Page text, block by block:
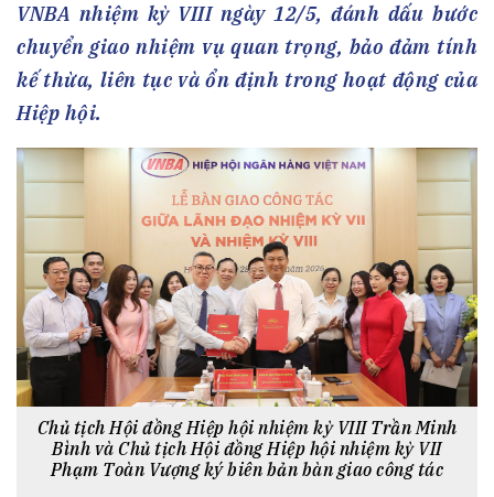
VNBA nhiệm kỳ VIII ngày 12/5, đánh dấu bước
chuyển giao nhiệm vụ quan trọng, bảo đảm tính
kế thừa, liên tục và ổn định trong hoạt động của
Hiệp hội.
Chủ tịch Hội đồng Hiệp hội nhiệm kỳ VIII Trần Minh
Bình và Chủ tịch Hội đồng Hiệp hội nhiệm kỳ VII
Phạm Toàn Vượng ký biên bản bàn giao công tác